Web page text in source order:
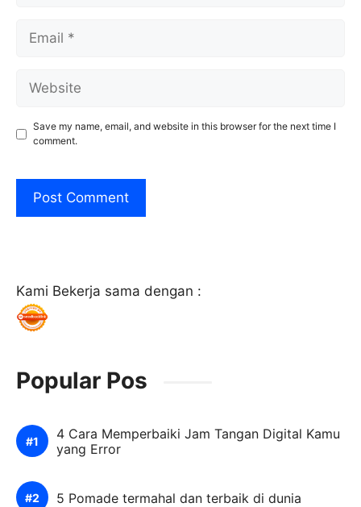
Email
Website
Save my name, email, and website in this browser for the next time I
comment.
Kami Bekerja sama dengan :
Popular Pos
4 Cara Memperbaiki Jam Tangan Digital Kamu
yang Error
5 Pomade termahal dan terbaik di dunia